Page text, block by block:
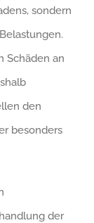
sondern
Schäden an
den
besonders
der